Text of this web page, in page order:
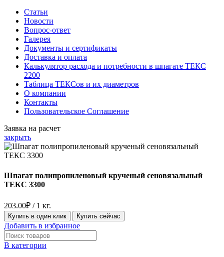
Статьи
Новости
Вопрос-ответ
Галерея
Документы и сертификаты
Доставка и оплата
Калькулятор расхода и потребности в шпагате ТЕКС
2200
Таблица ТЕКСов и их диаметров
О компании
Контакты
Пользовательское Соглашение
Заявка на расчет
закрыть
Шпагат полипропиленовый крученый сеновязальный
ТЕКС 3300
203.00₽ / 1 кг.
Купить в один клик Купить сейчас
Добавить в избранное
В категории